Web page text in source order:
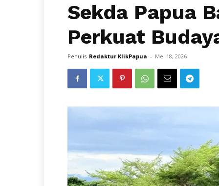
Sekda Papua
Perkuat
Penulis Redaktur KlikPapua - Mei 18, 2026